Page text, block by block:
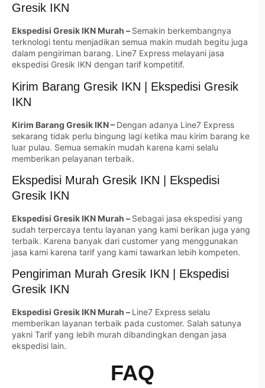
Gresik IKN
Ekspedisi Gresik IKN Murah – Semakin berkembangnya
terknologi tentu menjadikan semua makin mudah begitu juga
dalam pengiriman barang. Line7 Express melayani jasa
ekspedisi Gresik IKN dengan tarif kompetitif.
Kirim Barang Gresik IKN | Ekspedisi Gresik
IKN
Kirim Barang Gresik IKN – Dengan adanya Line7 Express
sekarang tidak perlu bingung lagi ketika mau kirim barang ke
luar pulau. Semua semakin mudah karena kami selalu
memberikan pelayanan terbaik.
Ekspedisi Murah Gresik IKN | Ekspedisi
Gresik IKN
Ekspedisi Gresik IKN Murah – Sebagai jasa ekspedisi yang
sudah terpercaya tentu layanan yang kami berikan juga yang
terbaik. Karena banyak dari customer yang menggunakan
jasa kami karena tarif yang kami tawarkan lebih kompeten.
Pengiriman Murah Gresik IKN | Ekspedisi
Gresik IKN
Ekspedisi Gresik IKN Murah – Line7 Express selalu
memberikan layanan terbaik pada customer. Salah satunya
yakni Tarif yang lebih murah dibandingkan dengan jasa
ekspedisi lain.
FAQ